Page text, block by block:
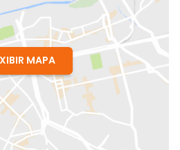
MAPA